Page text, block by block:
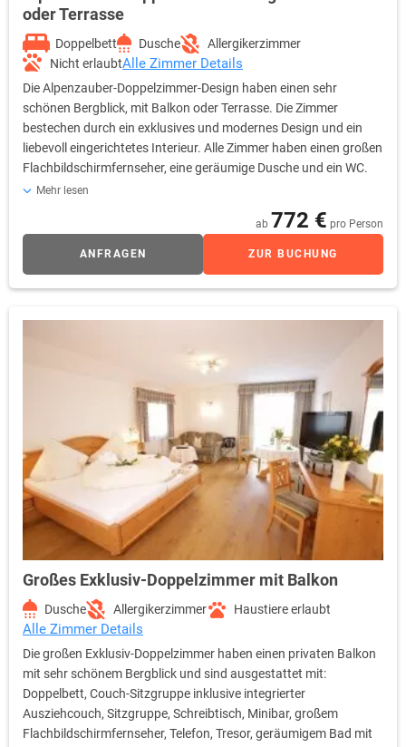
oder Terrasse
Doppelbett Dusche
Allergikerzimmer
Nicht erlaubtAlle Zimmer Details
Die Alpenzauber-Doppelzimmer-Design haben einen sehr
schönen Bergblick, mit Balkon oder Terrasse. Die Zimmer
bestechen durch ein exklusives und modernes Design und ein
liebevoll eingerichtetes Interieur. Alle Zimmer haben einen großen
Flachbildschirmfernseher, eine geräumige Dusche und ein WC.
Alle Preise sind inklusive Frühstücksbuffet, freier Nutzung des
Hallenbades, Hotelparkplatz und WLAN. Kuschelige
Bademäntel, Saunatücher und Badetaschen stehen Ihnen im
befinden sich im Nebenhaus und sind erreichbar über eine kleine
Mehr lesen
ab 772 € pro Person
ANFRAGEN ZUR BUCHUNG
Großes Exklusiv-Doppelzimmer mit Balkon
Dusche Allergikerzimmer Haustiere erlaubt
Alle Zimmer Details
Die großen Exklusiv-Doppelzimmer haben einen privaten Balkon
mit sehr schönem Bergblick und sind ausgestattet mit:
Doppelbett, Couch-Sitzgruppe inklusive integrierter
Ausziehcouch, Sitzgruppe, Schreibtisch, Minibar, großem
Flachbildschirmfernseher, Telefon, Tresor, geräumigem Bad mit